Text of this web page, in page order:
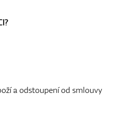
a odstoupení od smlouvy